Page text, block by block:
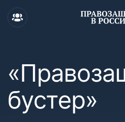
бустер»